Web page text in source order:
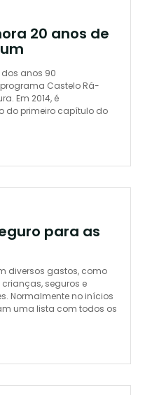
20 anos de
anos 90
Castelo Rá-
Em 2014, é
do primeiro capítulo do
para as
diversos gastos, como
seguros e
Normalmente no inícios
uma lista com todos os